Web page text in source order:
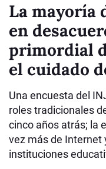
La mayoría
en
primordial
el cuidado
Una encuesta del
roles tradicionales
cinco años atrás; la
vez más de Internet
instituciones